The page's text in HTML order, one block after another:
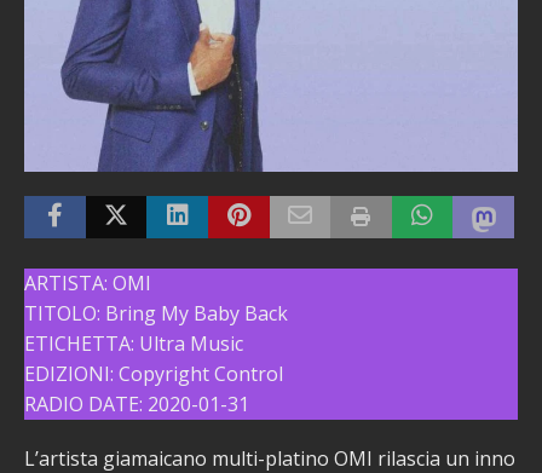
ARTISTA: OMI
TITOLO: Bring My Baby Back
ETICHETTA: Ultra Music
EDIZIONI: Copyright Control
RADIO DATE: 2020-01-31
L’artista giamaicano multi-platino OMI rilascia un inno